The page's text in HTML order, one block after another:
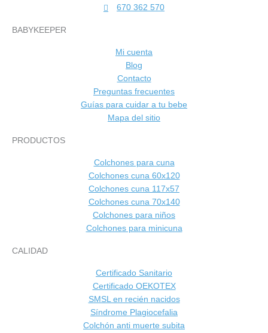
670 362 570
BABYKEEPER
Mi cuenta
Blog
Contacto
Preguntas frecuentes
Guías para cuidar a tu bebe
Mapa del sitio
PRODUCTOS
Colchones para cuna
Colchones cuna 60x120
Colchones cuna 117x57
Colchones cuna 70x140
Colchones para niños
Colchones para minicuna
CALIDAD
Certificado Sanitario
Certificado OEKOTEX
SMSL en recién nacidos
Síndrome Plagiocefalia
Colchón anti muerte subita